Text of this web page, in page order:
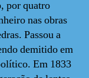
por quatro
nas obras
Passou a
demitido em
Em 1833